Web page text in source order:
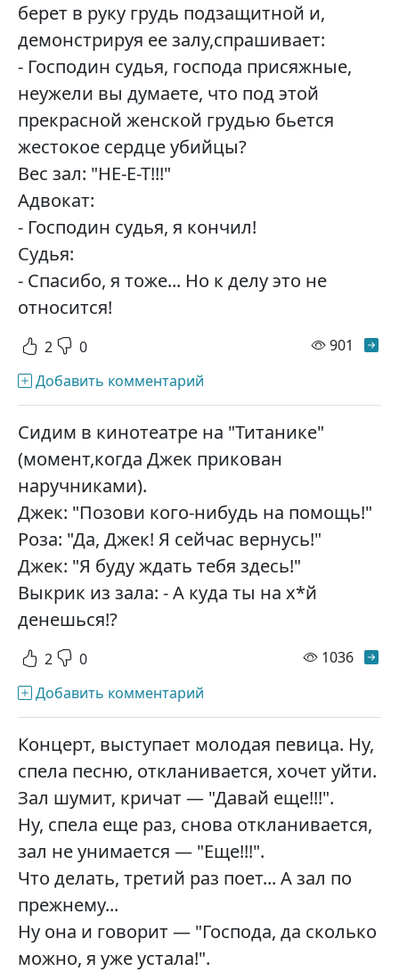
берет в руку грудь подзащитной и,
демонстрируя ее залу,спрашивает:
- Господин судья, господа присяжные,
неужели вы думаете, что под этой
прекрасной женской грудью бьется
жестокое сердце убийцы?
Вес зал: "НЕ-Е-Т!!!"
Адвокат:
- Господин судья, я кончил!
Судья:
- Спасибо, я тоже... Но к делу это не
относится!
2 0 901
Добавить комментарий
Сидим в кинотеатре на "Титанике"
(момент,когда Джек прикован
наручниками).
Джек: "Позови кого-нибудь на помощь!"
Роза: "Да, Джек! Я сейчас вернусь!"
Джек: "Я буду ждать тебя здесь!"
Выкрик из зала: - А куда ты на х*й
денешься!?
2 0 1036
Добавить комментарий
Концерт, выступает молодая певица. Ну,
спела песню, откланивается, хочет уйти.
Зал шумит, кричат — "Давай еще!!!".
Ну, спела еще раз, снова откланивается,
зал не унимается — "Еще!!!".
Что делать, третий раз поет... А зал по
прежнему...
Ну она и говорит — "Господа, да сколько
можно, я уже устала!".